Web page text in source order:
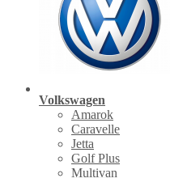
Volkswagen
Amarok
Caravelle
Jetta
Golf Plus
Multivan